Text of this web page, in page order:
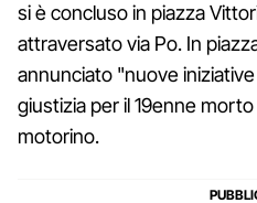
si è concluso in piazza
attraversato via Po. In
annunciato "nuove
giustizia per il 19enne
motorino.